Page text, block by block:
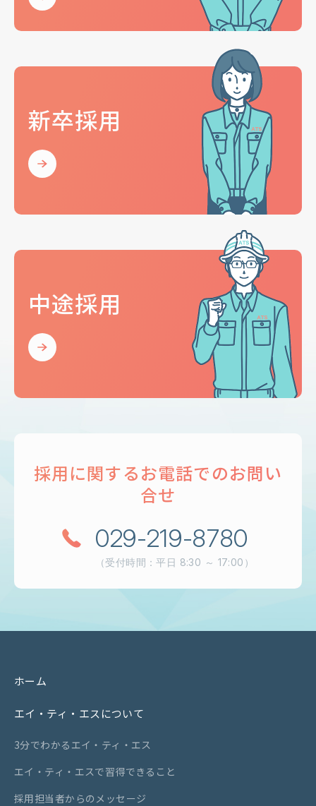
会社説明会
新卒採用
新卒採用
中途採用
中途採用
採用に関するお電話でのお問い
合せ
029-219-8780
（受付時間：平日 8:30 ～ 17:00）
ホーム
エイ・ティ・エスについて
3分でわかるエイ・ティ・エス
3分でわかるエイ・ティ・エス
エイ・ティ・エスで習得できること
エイ・ティ・エスで習得できること
採用担当者からのメッセージ